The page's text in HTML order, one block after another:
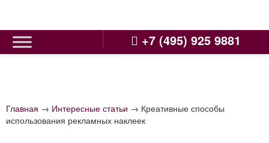
content
+7 (495) 925 9881
Главная → Интересные статьи → Креативные способы
использования рекламных наклеек